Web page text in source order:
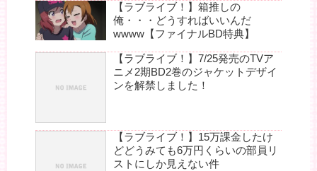
【ラブライブ！】箱推しの
俺・・・どうすればいいんだ
wwww【ファイナルBD特典】
【ラブライブ！】7/25発売のTVア
ニメ2期BD2巻のジャケットデザイ
ンを解禁しました！
【ラブライブ！】15万課金したけ
どどうみても6万円くらいの部員リ
ストにしか見えない件